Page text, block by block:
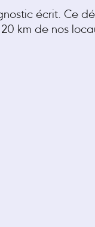
écrit. Ce
km de nos